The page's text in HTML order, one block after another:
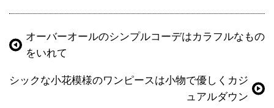
オーバーオールのシンプルコーデはカラフルなもの
をいれて
シックな小花模様のワンピースは小物で優しくカジ
ュアルダウン